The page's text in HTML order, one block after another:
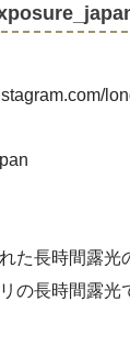
た長時間露光
の長時間露光